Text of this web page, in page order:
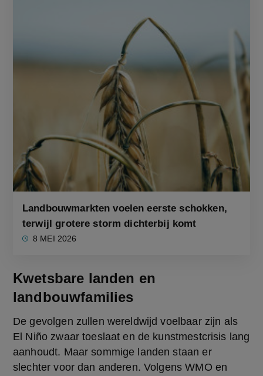
Landbouwmarkten voelen eerste schokken,
terwijl grotere storm dichterbij komt
8 MEI 2026
Kwetsbare landen en
landbouwfamilies
De gevolgen zullen wereldwijd voelbaar zijn als
El Niño zwaar toeslaat en de kunstmestcrisis lang
aanhoudt. Maar sommige landen staan er
slechter voor dan anderen. Volgens WMO en